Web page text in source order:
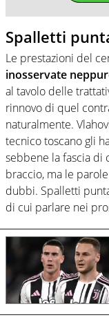
Spalletti
Le prestazioni del
inosservate
al tavolo delle
rinnovo di quel
naturalmente.
tecnico toscano gli
sebbene la fascia di
braccio, ma le
dubbi. Spalletti
di cui parlare nei